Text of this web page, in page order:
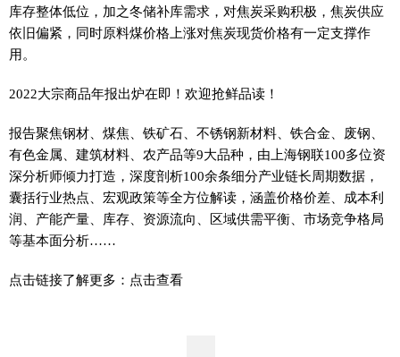
库存整体低位，加之冬储补库需求，对焦炭采购积极，焦炭供应
依旧偏紧，同时原料煤价格上涨对焦炭现货价格有一定支撑作
用。
2022大宗商品年报出炉在即！欢迎抢鲜品读！
报告聚焦钢材、煤焦、铁矿石、不锈钢新材料、铁合金、废钢、
有色金属、建筑材料、农产品等9大品种，由上海钢联100多位资
深分析师倾力打造，深度剖析100余条细分产业链长周期数据，
囊括行业热点、宏观政策等全方位解读，涵盖价格价差、成本利
润、产能产量、库存、资源流向、区域供需平衡、市场竞争格局
等基本面分析……
点击链接了解更多：点击查看